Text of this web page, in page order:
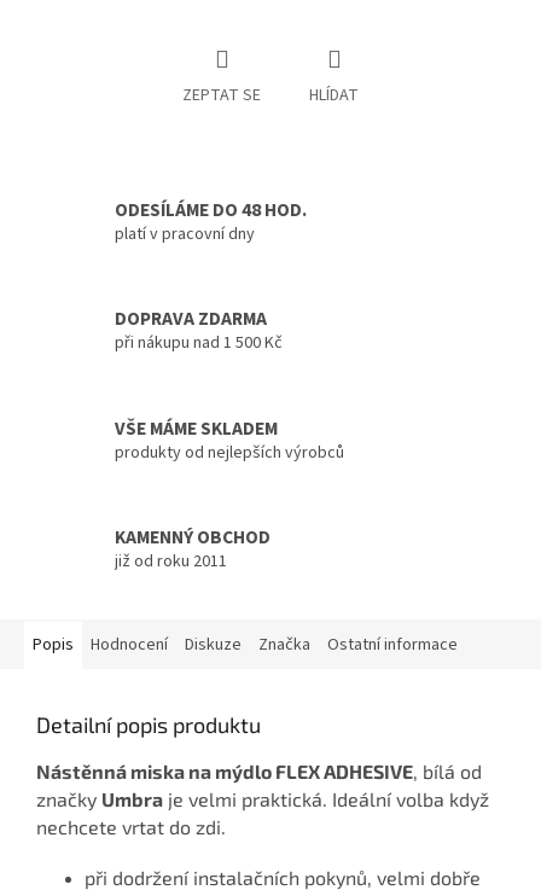
ZEPTAT SE HLÍDAT
ODESÍLÁME DO 48 HOD.
platí v pracovní dny
DOPRAVA ZDARMA
při nákupu nad 1 500 Kč
VŠE MÁME SKLADEM
produkty od nejlepších výrobců
KAMENNÝ OBCHOD
již od roku 2011
Popis Hodnocení Diskuze Značka Ostatní informace
Detailní popis produktu
Nástěnná miska na mýdlo FLEX ADHESIVE , bílá od
značky Umbra je velmi praktická. Ideální volba když
nechcete vrtat do zdi.
při dodržení instalačních pokynů, velmi dobře